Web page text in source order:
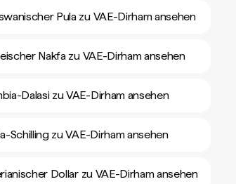
Pula zu VAE-Dirham ansehen
Nakfa zu VAE-Dirham ansehen
Dalasi zu VAE-Dirham ansehen
Schilling zu VAE-Dirham ansehen
Dollar zu VAE-Dirham ansehen